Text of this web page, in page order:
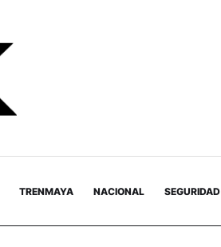
TRENMAYA NACIONAL SEGURIDAD